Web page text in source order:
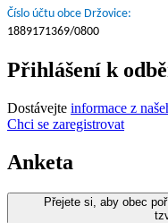
Číslo účtu obce Držovice:
1889171369/0800
Přihlášení k
Dostávejte informace z
Chci se zaregistrovat
Anketa
Přejete si, aby obec